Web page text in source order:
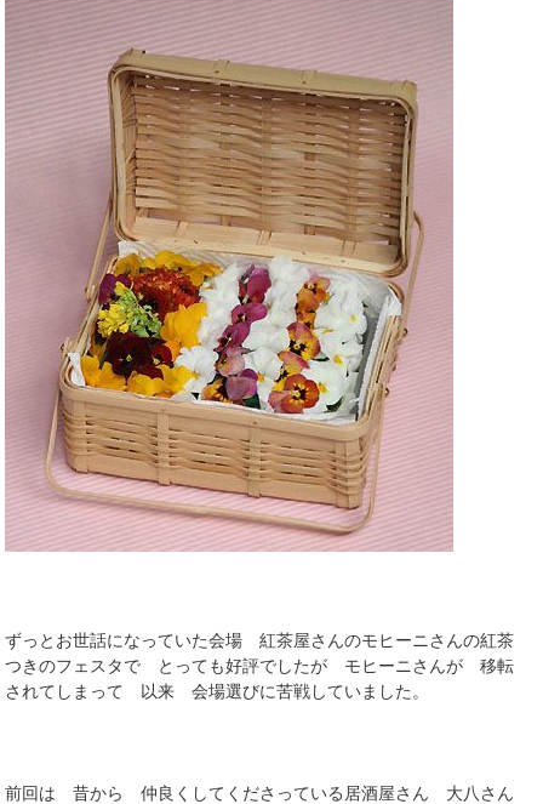
ずっとお世話になっていた会場 紅茶屋さんのモヒーニさんの紅茶
つきのフェスタで とっても好評でしたが モヒーニさんが 移転
されてしまって 以来 会場選びに苦戦していました。
前回は 昔から 仲良くしてくださっている居酒屋さん 大八さん